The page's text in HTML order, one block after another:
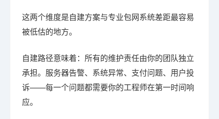
这两个维度是自建方案与专业包网系统差距最容易
被低估的地方。
自建路径意味着：所有的维护责任由你的团队独立
承担。服务器告警、系统异常、支付问题、用户投
诉——每一个问题都需要你的工程师在第一时间响
应。